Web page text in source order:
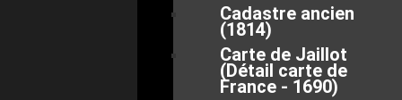
Cadastre ancien
(1814)
Carte de Jaillot
(Détail carte de
France - 1690)